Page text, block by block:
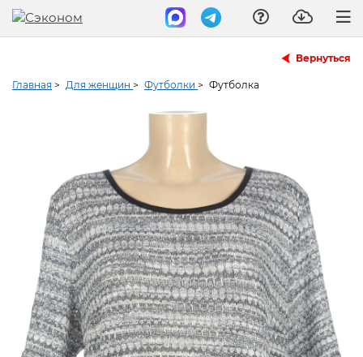
Вернуться
Главная > Для женщин > Футболки > Футболка